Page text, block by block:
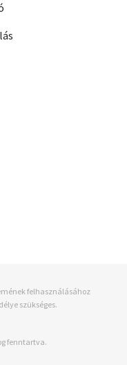
felhasználásához
szükséges.
fenntartva.